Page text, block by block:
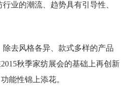
业的潮流、趋势具有引导性、
去风格各异、款式多样的产品
秋季家纺展会的基础上再创新
能性锦上添花。